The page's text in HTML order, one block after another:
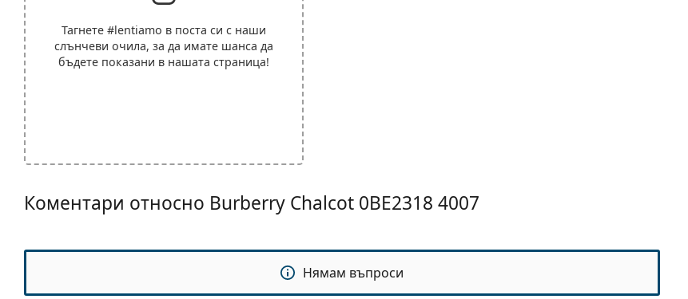
Тагнете #lentiamo в поста си с наши
слънчеви очила, за да имате шанса да
бъдете показани в нашата страница!
Коментари относно Burberry Chalcot 0BE2318 4007
Нямам въпроси